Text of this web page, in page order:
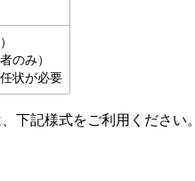
のみ）
状が必要
下記様式をご利用ください。